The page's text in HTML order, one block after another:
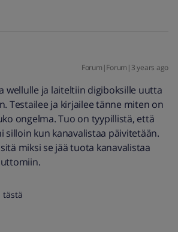
Forum|Forum|3 years ago
wellulle ja laiteltiin digiboksille uutta
Testailee ja kirjailee tänne miten on
ongelma. Tuo on tyypillistä, että
silloin kun kanavalistaa päivitetään.
miksi se jää tuota kanavalistaa
tästä